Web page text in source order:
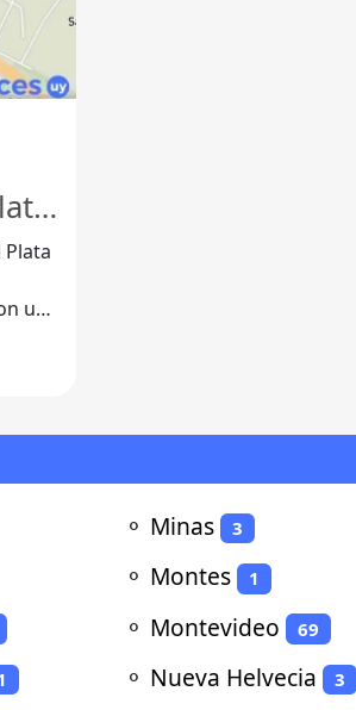
un
⚬ Minas 3
⚬ Montes 1
⚬ Montevideo 69
⚬ Nueva Helvecia 3